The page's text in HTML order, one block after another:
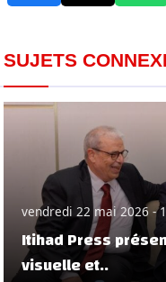
SUJETS
vendredi 22 mai 2026 -
Itihad Press
visuelle et..